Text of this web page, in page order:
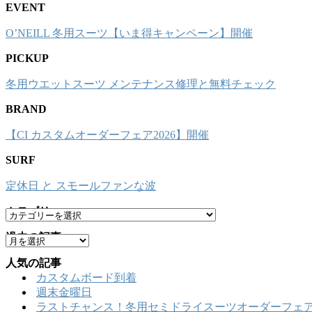
EVENT
O’NEILL 冬用スーツ【いま得キャンペーン】開催
PICKUP
冬用ウエットスーツ メンテナンス修理と無料チェック
BRAND
【CI カスタムオーダーフェア2026】開催
SURF
定休日 と スモールファンな波
カテゴリー
カ
テ
ゴ
リ
ー
過去の記事
ア
ー
カ
人気の記事
カスタムボード到着
週末金曜日
ラストチャンス！冬用セミドライスーツオーダーフェ